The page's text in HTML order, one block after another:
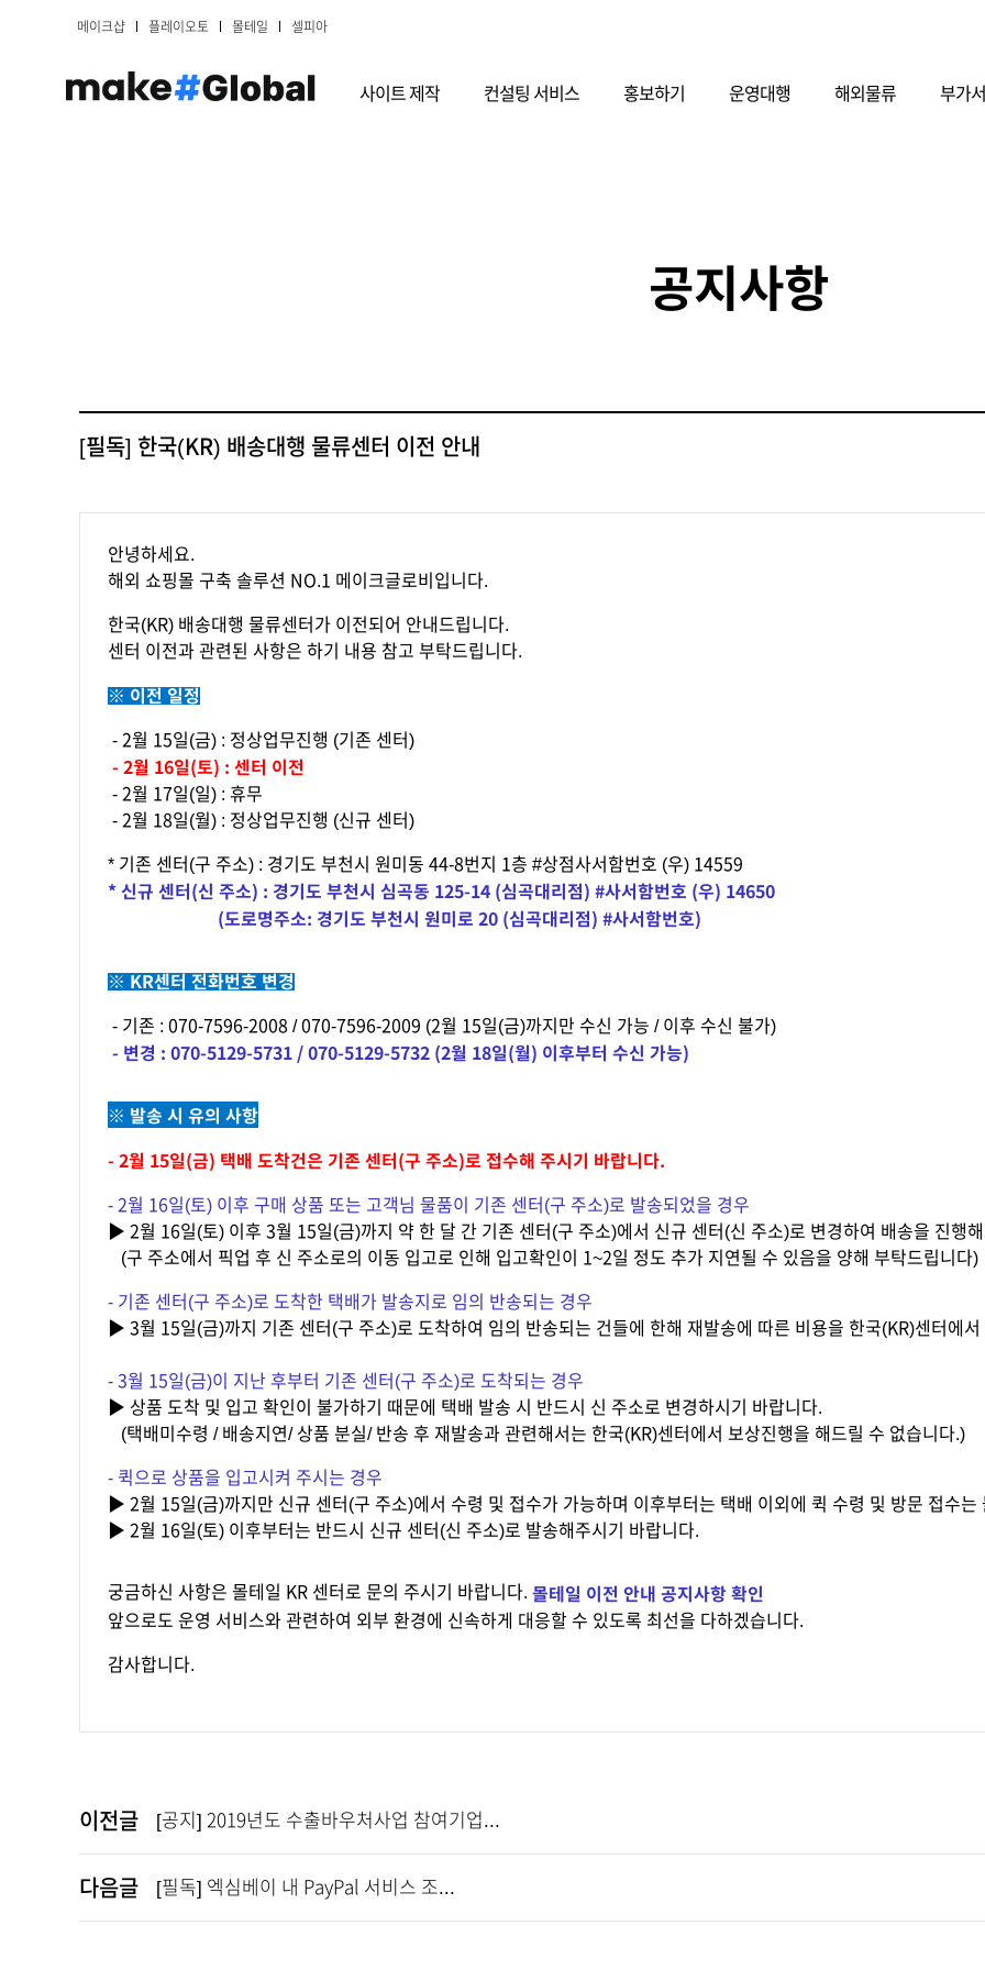
메이크샵 플레이오토 몰테일 셀피아
사이트 제작 컨설팅 서비스 홍보하기 운영대행 해외물류 부가
공지사항
[필독] 한국(KR) 배송대행 물류센터 이전 안내
안녕하세요.
해외 쇼핑몰 구축 솔루션 NO.1 메이크글로비입니다.
한국(KR) 배송대행 물류센터가 이전되어 안내드립니다.
센터 이전과 관련된 사항은 하기 내용 참고 부탁드립니다.
※ 이전 일정
- 2월 15일(금) : 정상업무진행 (기존 센터)
- 2월 16일(토) : 센터 이전
- 2월 17일(일) : 휴무
- 2월 18일(월) : 정상업무진행 (신규 센터)
* 기존 센터(구 주소) : 경기도 부천시 원미동 44-8번지 1층 #상점사서함번호 (우) 14559
* 신규 센터(신 주소) : 경기도 부천시 심곡동 125-14 (심곡대리점) #사서함번호 (우) 14650
(도로명주소: 경기도 부천시 원미로 20 (심곡대리점) #사서함번호)
※ KR센터 전화번호 변경
- 기존 : 070-7596-2008 / 070-7596-2009 (2월 15일(금)까지만 수신 가능 / 이후 수신 불가)
- 변경 : 070-5129-5731 / 070-5129-5732 (2월 18일(월) 이후부터 수신 가능)
※ 발송 시 유의 사항
- 2월 15일(금) 택배 도착건은 기존 센터(구 주소)로 접수해 주시기 바랍니다.
- 2월 16일(토) 이후 구매 상품 또는 고객님 물품이 기존 센터(구 주소)로 발송되었을 경우
▶ 2월 16일(토) 이후 3월 15일(금)까지 약 한 달 간 기존 센터(구 주소)에서 신규 센터(신 주소)로 변경하여 배송을 진행해
(구 주소에서 픽업 후 신 주소로의 이동 입고로 인해 입고확인이 1~2일 정도 추가 지연될 수 있음을 양해 부탁드립니다)
- 기존 센터(구 주소)로 도착한 택배가 발송지로 임의 반송되는 경우
▶ 3월 15일(금)까지 기존 센터(구 주소)로 도착하여 임의 반송되는 건들에 한해 재발송에 따른 비용을 한국(KR)센터에서
- 3월 15일(금)이 지난 후부터 기존 센터(구 주소)로 도착되는 경우
▶ 상품 도착 및 입고 확인이 불가하기 때문에 택배 발송 시 반드시 신 주소로 변경하시기 바랍니다.
(택배미수령 / 배송지연/ 상품 분실/ 반송 후 재발송과 관련해서는 한국(KR)센터에서 보상진행을 해드릴 수 없습니다.)
- 퀵으로 상품을 입고시켜 주시는 경우
▶ 2월 15일(금)까지만 신규 센터(구 주소)에서 수령 및 접수가 가능하며 이후부터는 택배 이외에 퀵 수령 및 방문 접수는
▶ 2월 16일(토) 이후부터는 반드시 신규 센터(신 주소)로 발송해주시기 바랍니다.
궁금하신 사항은 몰테일 KR 센터로 문의 주시기 바랍니다. 몰테일 이전 안내 공지사항 확인
앞으로도 운영 서비스와 관련하여 외부 환경에 신속하게 대응할 수 있도록 최선을 다하겠습니다.
감사합니다.
이전글 [공지] 2019년도 수출바우처사업 참여기업...
다음글 [필독] 엑심베이 내 PayPal 서비스 조...